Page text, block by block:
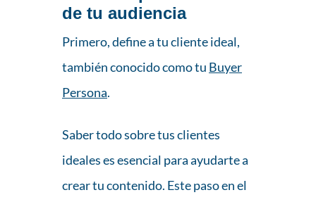
de tu audiencia
Primero, define a tu cliente ideal,
también conocido como tu Buyer
Persona.
Saber todo sobre tus clientes
ideales es esencial para ayudarte a
crear tu contenido. Este paso en el